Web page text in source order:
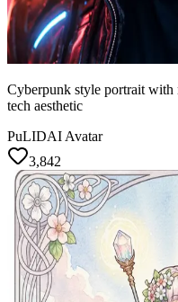
Cyberpunk style portrait
tech aesthetic
PuLIDAI Avatar
3,842